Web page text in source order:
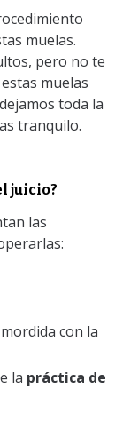
muelas.
pero no te
muelas
toda la
tranquilo.
juicio?
las
con la
la práctica de